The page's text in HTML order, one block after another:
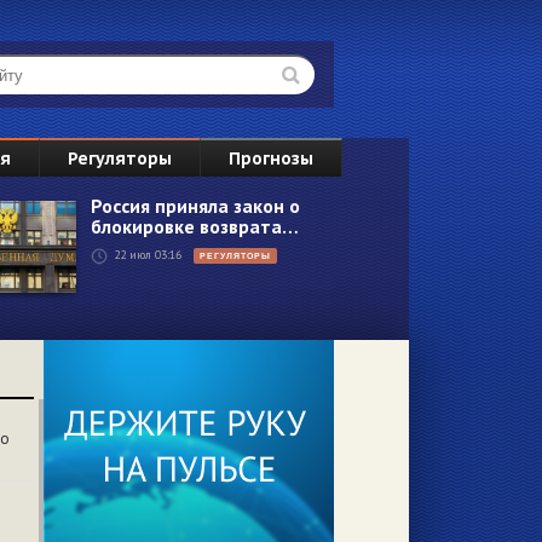
9
23
30
Регуляторы Прогнозы
Россия приняла закон о
блокировке возврата…
22 июл 03:16 РЕГУЛЯТОРЫ